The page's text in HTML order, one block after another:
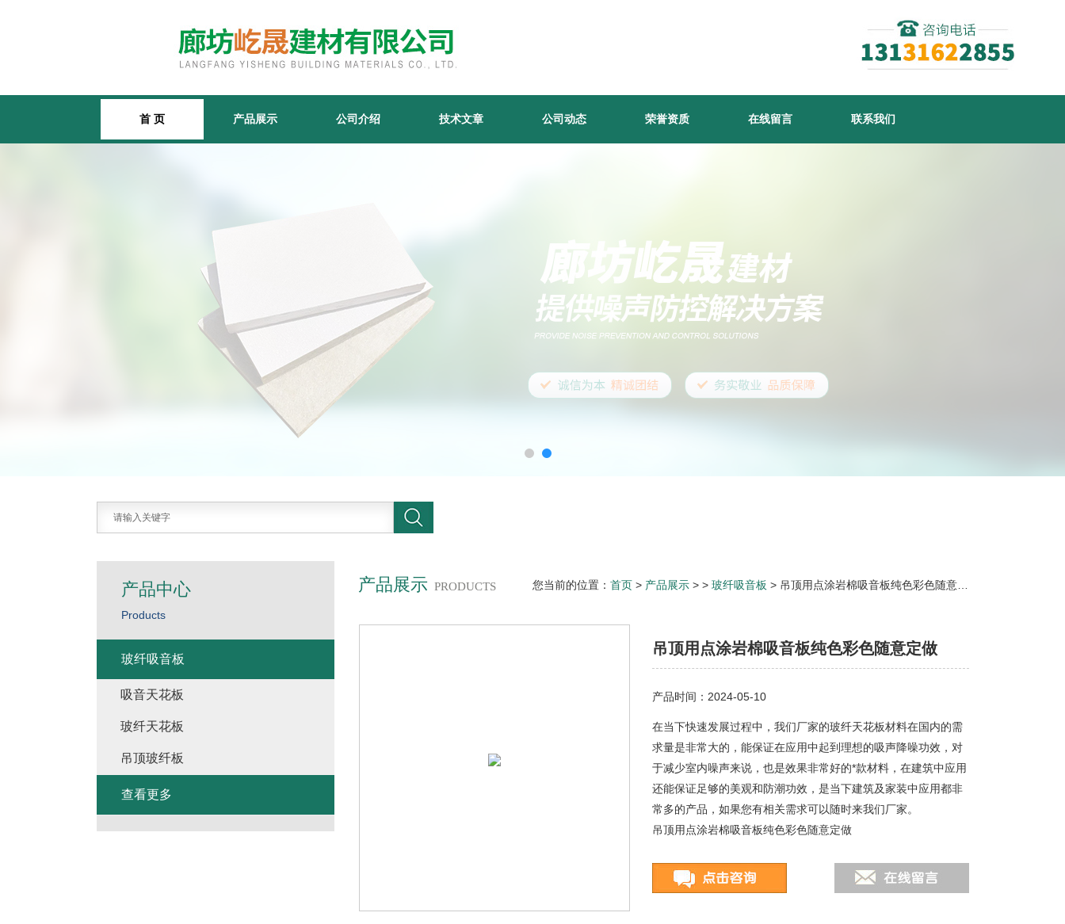
首 页 产品展示 公司介绍 技术文章 公司动态 荣誉资质 在线留言 联系我们
产品展示 PRODUCTS 您当前的位置： 首页 > 产品展示 > > 玻纤吸音板 > 吊顶用点涂岩棉吸音板纯色彩色随意定做
吊顶用点涂岩棉吸音板纯色彩色随意定做
产品时间：2024-05-10
​​在当下快速发展过程中，我们厂家的玻纤天花板材料在国内的需
求量是非常大的，能保证在应用中起到理想的吸声降噪功效，对
于减少室内噪声来说，也是效果非常好的*款材料，在建筑中应用
还能保证足够的美观和防潮功效，是当下建筑及家装中应用都非
常多的产品，如果您有相关需求可以随时来我们厂家。
吊顶用点涂岩棉吸音板纯色彩色随意定做
产品中心
Products
玻纤吸音板
吸音天花板
玻纤天花板
吊顶玻纤板
查看更多